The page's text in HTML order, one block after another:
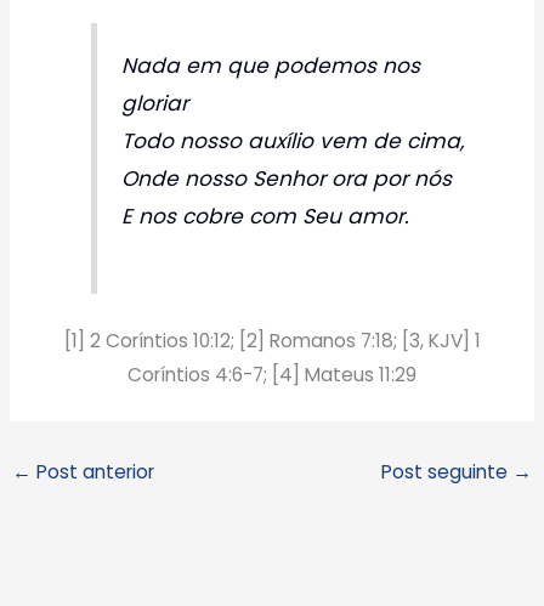
Nada em que podemos nos
gloriar
Todo nosso auxílio vem de cima,
Onde nosso Senhor ora por nós
E nos cobre com Seu amor.
[1] 2 Coríntios 10:12; [2] Romanos 7:18; [3, KJV] 1
Coríntios 4:6-7; [4] Mateus 11:29
← Post anterior Post seguinte →